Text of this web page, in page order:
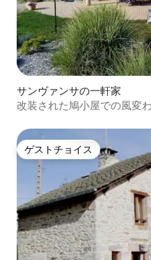
サンヴァンサの一軒家
改装された鳩小屋での風変
ゲストチョイス
ゲストチョイス